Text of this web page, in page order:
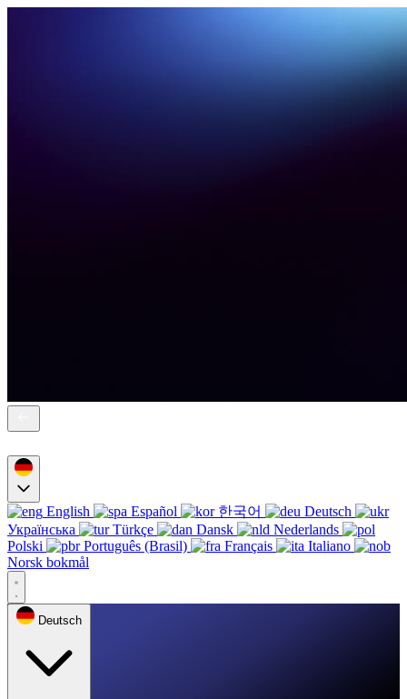
English Español 한국어
Deutsch
Українська
Türkçe Dansk
Nederlands
Polski
Português (Brasil) Français
Italiano
Norsk bokmål
Deutsch